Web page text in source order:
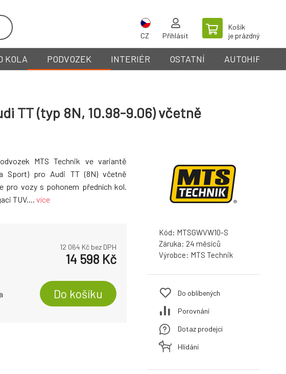
CZ Přihlásit
Košík
je prázdný
KOLA PODVOZEK INTERIÉR OSTATNÍ AUTOHIFI
TT (typ 8N, 10.98-9.06) včetně
MTS Technik ve variantě
Sport) pro Audi TT (8N) včetně
pro vozy s pohonem předních kol.
TUV.... více
12 064 Kč bez DPH
14 598 Kč
Do košíku
Kód: MTSGWVW10-S
Záruka: 24
Výrobce: MTS Technik
Do oblíbených
Porovnání
Dotaz prodejci
Hlídání